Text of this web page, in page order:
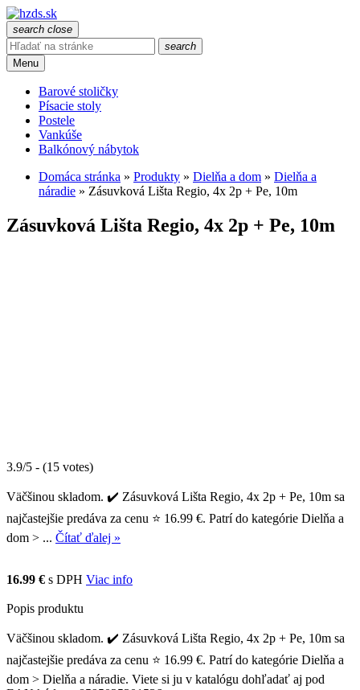
search close
search
Menu
Barové stoličky
Písacie stoly
Postele
Vankúše
Balkónový nábytok
Domáca stránka » Produkty » Dielňa a dom » Dielňa a
náradie » Zásuvková Lišta Regio, 4x 2p + Pe, 10m
Zásuvková Lišta Regio, 4x 2p + Pe, 10m
3.9/5 - (15 votes)
Väčšinou skladom. ✔️ Zásuvková Lišta Regio, 4x 2p + Pe, 10m sa
najčastejšie predáva za cenu ⭐ 16.99 €. Patrí do kategórie Dielňa a
dom > ... Čítať ďalej »
16.99 € s DPH Viac info
Popis produktu
Väčšinou skladom. ✔️ Zásuvková Lišta Regio, 4x 2p + Pe, 10m sa
najčastejšie predáva za cenu ⭐ 16.99 €. Patrí do kategórie Dielňa a
dom > Dielňa a náradie. Viete si ju v katalógu dohľadať aj pod